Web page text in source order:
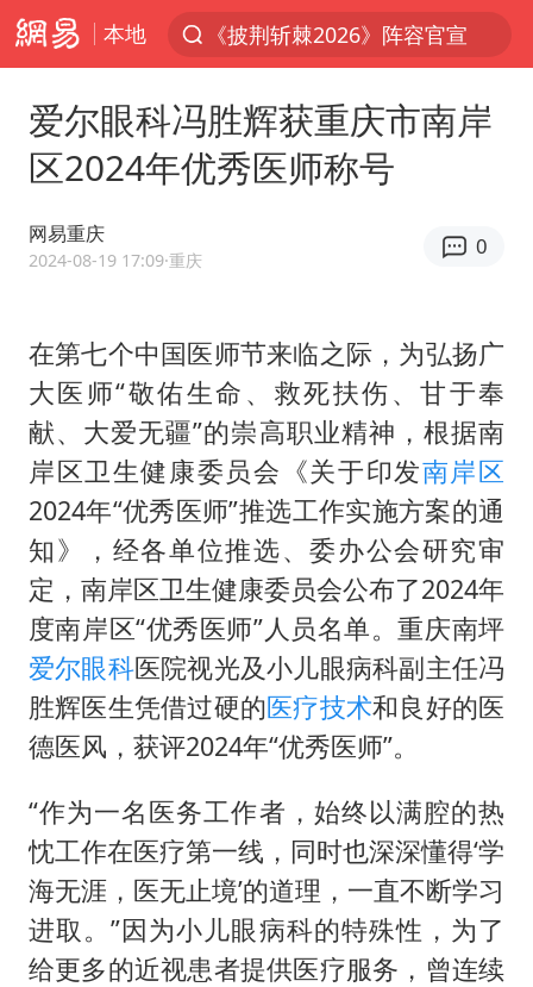
本地
《披荆斩棘2026》阵容官宣
于东来回应胖东来近25年老店年底关闭
见到女儿瞬间父亲眼里有了光
香港刷新1884年以来最高气温纪录
央视新主播李秋莹母校发文祝贺
上门女婿出轨女邻居多年被判重婚罪
国足U17与阿森纳决赛取消 并列冠军
上海全力守护市民“菜篮子”
暑期研学游升温 在旅途中增长知识
猫咪过火把节被抹成黑猫
BLG经理辟谣Bin离队
以军士兵把枪口对准中国记者
云南一男子胃中取出180颗铁钉
曹颖儿子首次演长剧
“开学三件套”全线暴涨
总书记点赞的非遗苗绣焕发新生机
爱尔眼科冯胜辉获重庆市南岸
区2024年优秀医师称号
网易重庆
2024-08-19 17:09·重庆
0
在第七个中国医师节来临之际，为弘扬广
大医师“敬佑生命、救死扶伤、甘于奉
献、大爱无疆”的崇高职业精神，根据南
岸区卫生健康委员会《关于印发南岸区
2024年“优秀医师”推选工作实施方案的通
知》，经各单位推选、委办公会研究审
定，南岸区卫生健康委员会公布了2024年
度南岸区“优秀医师”人员名单。重庆南坪
爱尔眼科医院视光及小儿眼病科副主任冯
胜辉医生凭借过硬的医疗技术和良好的医
德医风，获评2024年“优秀医师”。
“作为一名医务工作者，始终以满腔的热
忱工作在医疗第一线，同时也深深懂得‘学
海无涯，医无止境’的道理，一直不断学习
进取。”因为小儿眼病科的特殊性，为了
给更多的近视患者提供医疗服务，曾连续